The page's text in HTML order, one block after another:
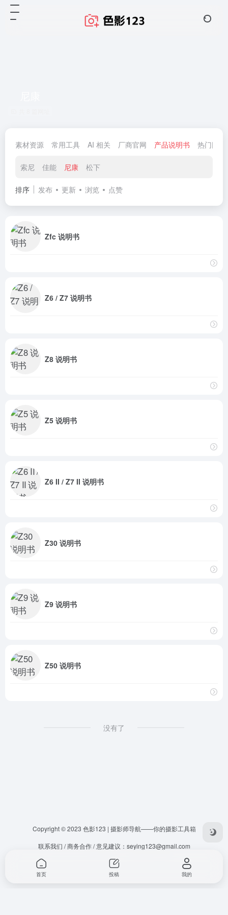
素材资源 常用工具 AI 相关 厂商官网 产品说明书 热门网站
索尼 佳能 尼康 松下
排序 发布 更新 浏览 点赞
Zfc 说明书
Z6 / Z7 说明书
Z8 说明书
Z5 说明书
Z6 II / Z7 II 说明书
Z30 说明书
Z9 说明书
Z50 说明书
没有了
Copyright © 2023 色影123 | 摄影师导航——你的摄影工具箱
联系我们 / 商务合作 / 意见建议： seying123@gmail.com
首页 投稿 我的